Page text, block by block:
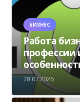
БИЗНЕС
Работа
профессии
28.07.2026